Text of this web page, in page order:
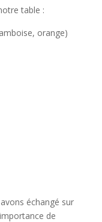
table :
orange)
échangé sur
de